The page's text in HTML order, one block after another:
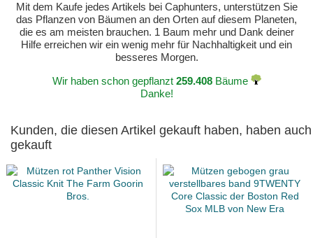
Mit dem Kaufe jedes Artikels bei Caphunters, unterstützen Sie
das Pflanzen von Bäumen an den Orten auf diesem Planeten,
die es am meisten brauchen. 1 Baum mehr und Dank deiner
Hilfe erreichen wir ein wenig mehr für Nachhaltigkeit und ein
besseres Morgen.
Wir haben schon gepflanzt 259.408Bäume
Danke!
Kunden, die diesen Artikel gekauft haben, haben auch
gekauft